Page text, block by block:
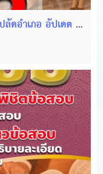
ดอำเภอ อัปเดต ปี
หน้า